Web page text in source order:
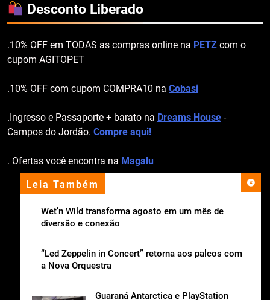
Leia Também
Wet’n Wild transforma agosto em um mês de
diversão e conexão
“Led Zeppelin in Concert” retorna aos palcos com
a Nova Orquestra
Guaraná Antarctica e PlayStation
Desconto Liberado
.10% OFF em TODAS as compras online na PETZ com o
cupom AGITOPET
.10% OFF com cupom COMPRA10 na Cobasi
.Ingresso e Passaporte + barato na Dreams House -
Campos do Jordão. Compre aqui!
. Ofertas você encontra na Magalu
apoio institucional